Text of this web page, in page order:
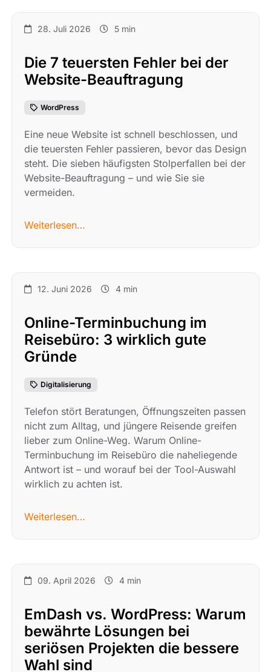
28. Juli 2026 5 min
Die 7 teuersten Fehler bei der
Website-Beauftragung
WordPress
Eine neue Website ist schnell beschlossen, und
die teuersten Fehler passieren, bevor das Design
steht. Die sieben häufigsten Stolperfallen bei der
Website-Beauftragung – und wie Sie sie
vermeiden.
Weiterlesen…
12. Juni 2026 4 min
Online-Terminbuchung im
Reisebüro: 3 wirklich gute
Gründe
Digitalisierung
Telefon stört Beratungen, Öffnungszeiten passen
nicht zum Alltag, und jüngere Reisende greifen
lieber zum Online-Weg. Warum Online-
Terminbuchung im Reisebüro die naheliegende
Antwort ist – und worauf bei der Tool-Auswahl
wirklich zu achten ist.
Weiterlesen…
09. April 2026 4 min
EmDash vs. WordPress: Warum
bewährte Lösungen bei
seriösen Projekten die bessere
Wahl sind